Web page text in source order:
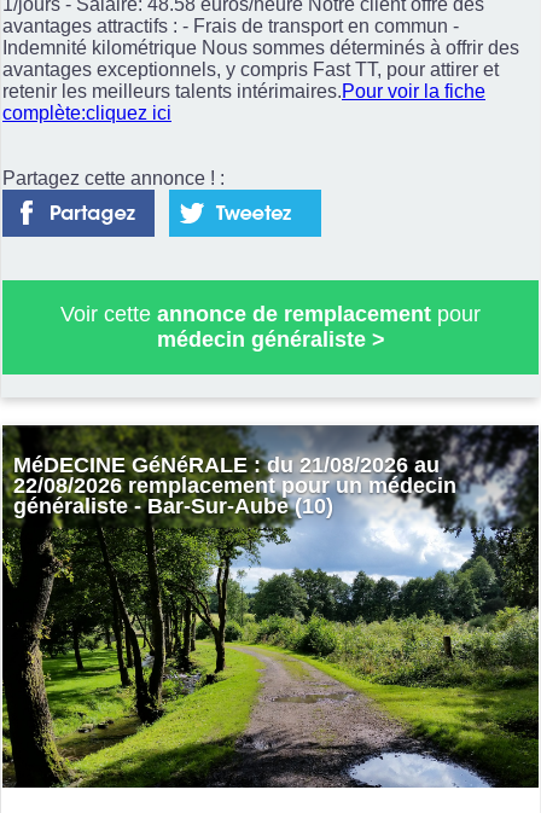
avantages attractifs : - Frais de transport en commun -
Indemnité kilométrique Nous sommes déterminés à offrir des
avantages exceptionnels, y compris Fast TT, pour attirer et
retenir les meilleurs talents intérimaires.Pour voir la fiche
complète:cliquez ici
Partagez cette annonce ! :
Voir cette annonce de remplacement pour
médecin généraliste>
MéDECINE GéNéRALE : du 21/08/2026 au
22/08/2026 remplacement pour un médecin
généraliste - Bar-Sur-Aube (10)